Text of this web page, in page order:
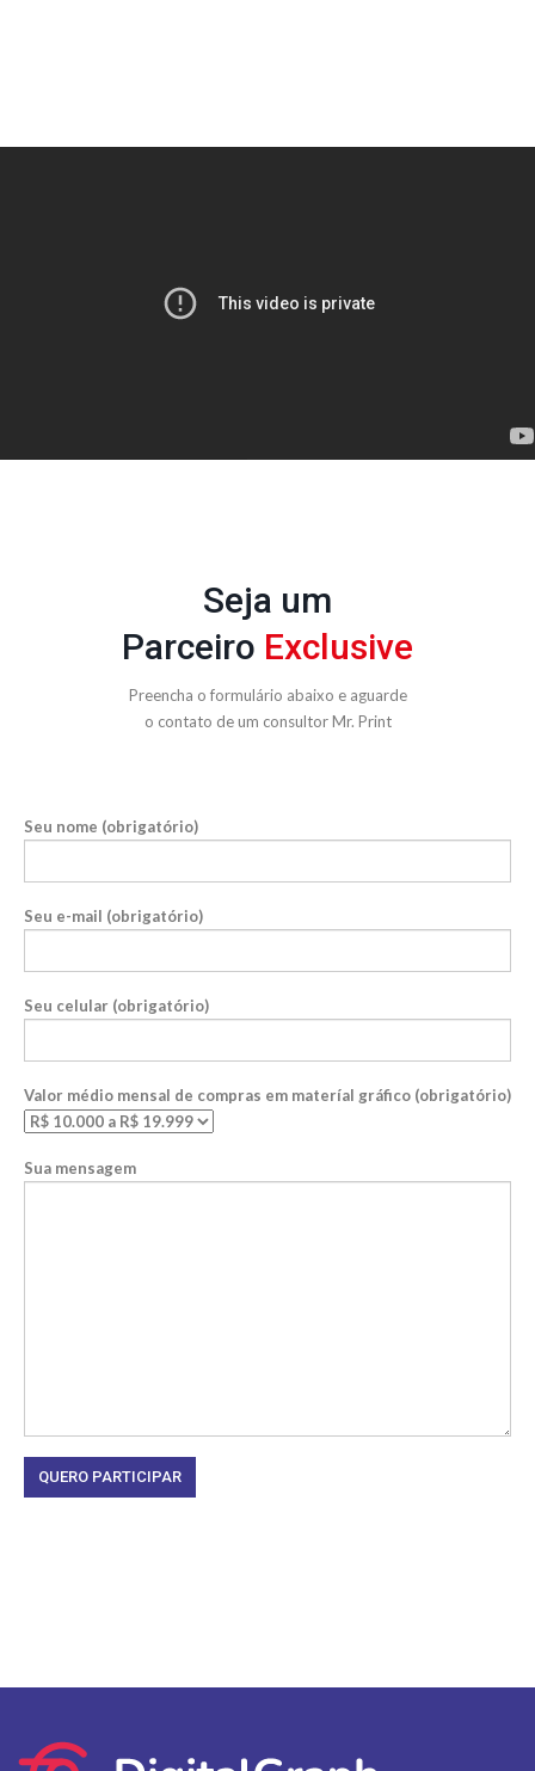
Seja um
Parceiro Exclusive
Preencha o formulário abaixo e aguarde
o contato de um consultor Mr. Print
Seu nome (obrigatório)
Seu e-mail (obrigatório)
Seu celular (obrigatório)
Valor médio mensal de compras em materíal gráfico (obrigatório)
Sua mensagem